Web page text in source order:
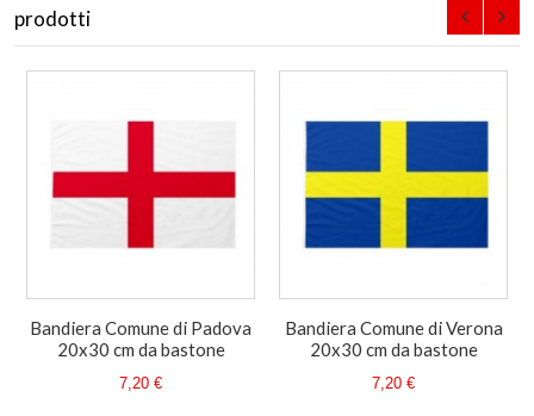
prodotti
Bandiera Comune di Padova
20x30 cm da bastone
7,20 €
Bandiera Comune di Verona
20x30 cm da bastone
7,20 €